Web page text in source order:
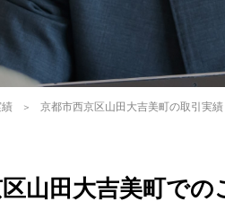
京都市西京区山田大吉美町の取引実績
山田大吉美町での